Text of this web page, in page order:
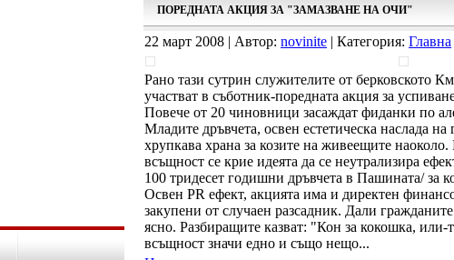
ПОРЕДНАТА АКЦИЯ ЗА "ЗАМАЗВАНЕ НА ОЧИ"
22 март 2008 | Автор: novinite | Категория: Главна
Рано тази сутрин служителите от берковското
участват в съботник-поредната акция за
Повече от 20 чиновници засаждат фиданки по
Младите дръвчета, освен естетическа наслада
хрупкава храна за козите на живеещите
всъщност се крие идеята да се неутрализира
100 тридесет годишни дръвчета в Пашината/ за
Освен PR ефект, акцията има и директен
закупени от случаен разсадник. Дали
ясно. Разбиращите казват: "Кон за кокошка, или-
всъщност значи едно и също нещо...